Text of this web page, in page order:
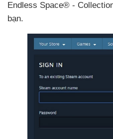
Endless Space® -
bạn.